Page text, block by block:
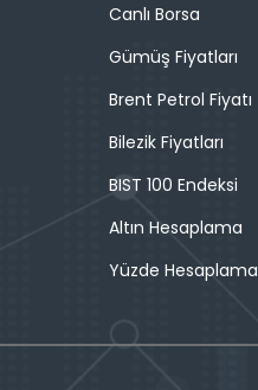
Canlı Borsa
Gümüş Fiyatları
Brent Petrol Fiyatı
Bilezik Fiyatları
BIST 100 Endeksi
Altın Hesaplama
Yüzde Hesaplama